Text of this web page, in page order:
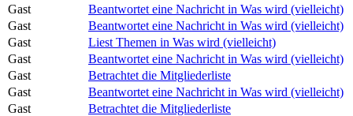
Gast
Beantwortet eine Nachricht in Was wird (vielleicht)
Gast
Beantwortet eine Nachricht in Was wird (vielleicht)
Gast
Liest Themen in Was wird (vielleicht)
Gast
Beantwortet eine Nachricht in Was wird (vielleicht)
Gast
Betrachtet die Mitgliederliste
Gast
Beantwortet eine Nachricht in Was wird (vielleicht)
Gast
Betrachtet die Mitgliederliste